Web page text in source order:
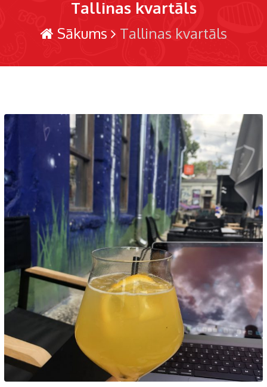
Tallinas kvartāls
Sākums Tallinas kvartāls